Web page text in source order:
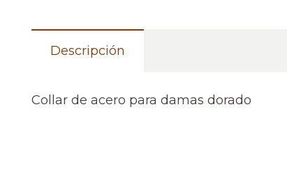
Descripción
Collar de acero para damas dorado